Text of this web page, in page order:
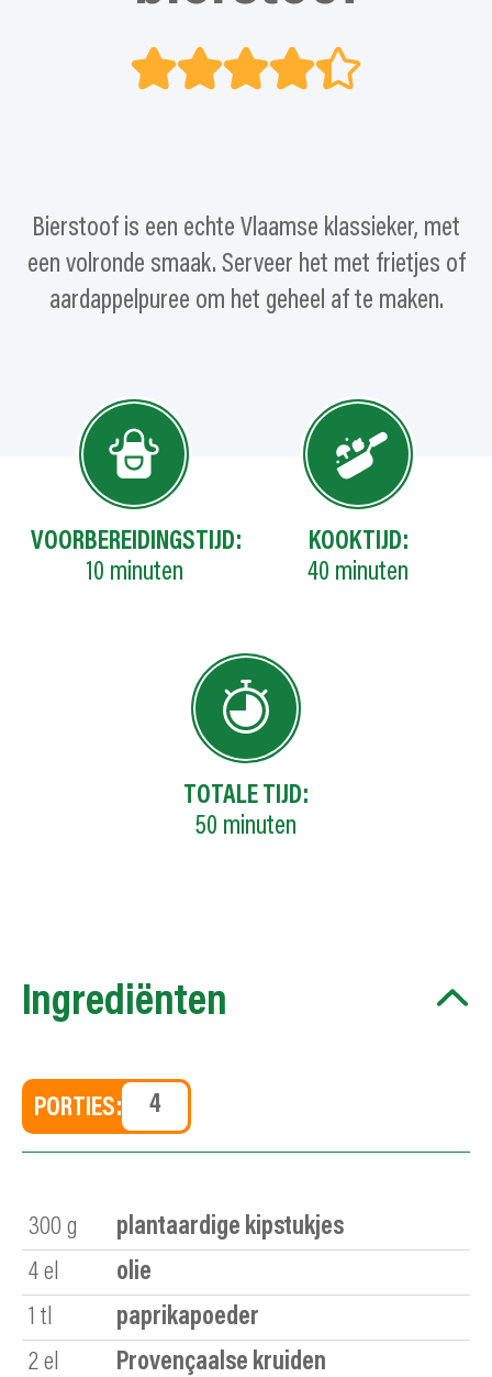
Bierstoof is een echte Vlaamse klassieker, met
een volronde smaak. Serveer het met frietjes of
aardappelpuree om het geheel af te maken.
VOORBEREIDINGSTIJD:
10 minuten
KOOKTIJD:
40 minuten
TOTALE TIJD:
50 minuten
Ingrediënten
PORTIES:
300 g
plantaardige kipstukjes
4 el
olie
1 tl
paprikapoeder
2 el
Provençaalse kruiden